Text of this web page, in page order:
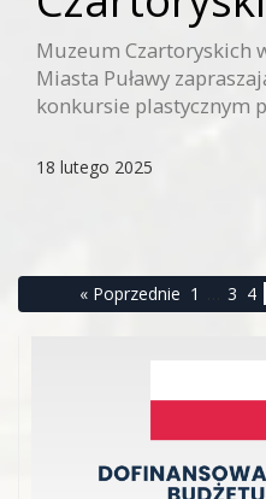
Muzeum Czartoryskich
Miasta Puławy
konkursie plastycznym
18 lutego 2025
« Poprzednie 1 3 4